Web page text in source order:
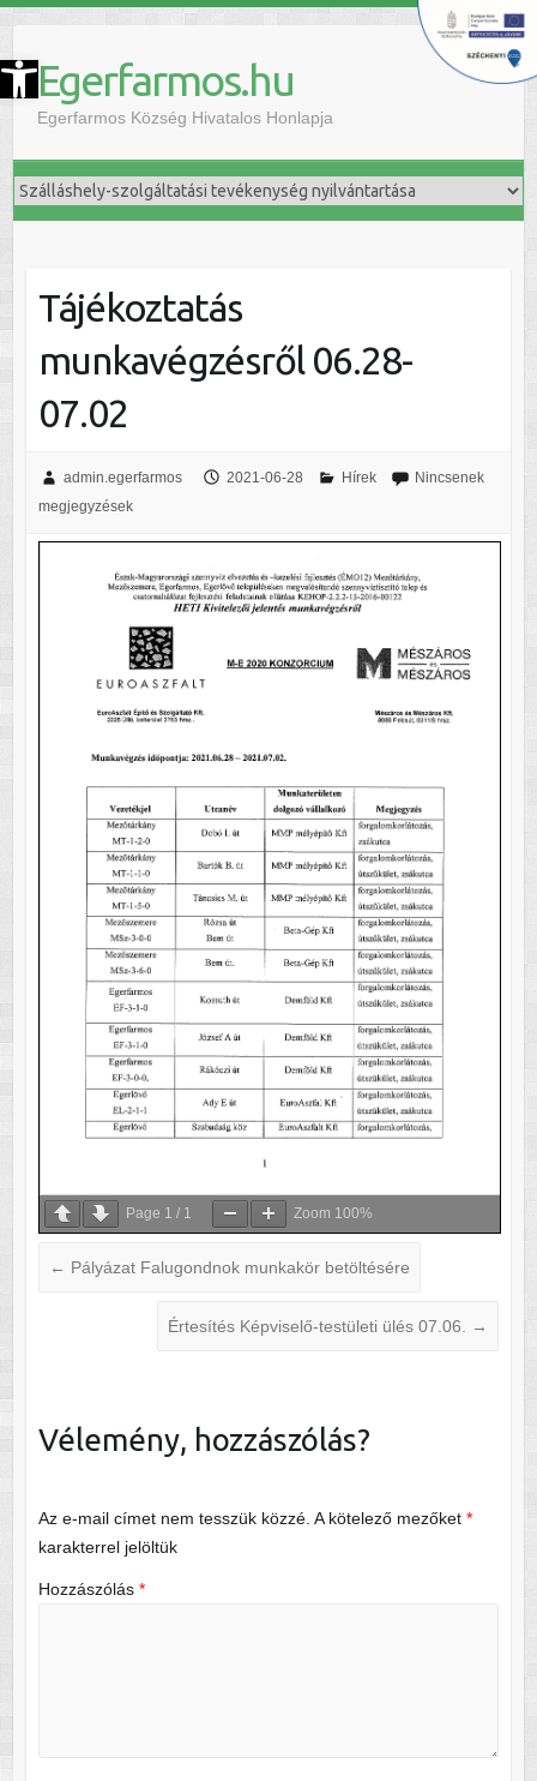
Eszköztár megnyitása Egerfarmos.hu
Egerfarmos Község Hivatalos Honlapja
Tájékoztatás
munkavégzésről 06.28-
07.02
admin.egerfarmos 2021-06-28 Hírek
Nincsenek
megjegyzések
Page 1 / 1 Zoom 100%
← Pályázat Falugondnok munkakör betöltésére
Értesítés Képviselő-testületi ülés 07.06. →
Vélemény, hozzászólás?
Az e-mail címet nem tesszük közzé. A kötelező mezőket *
karakterrel jelöltük
Hozzászólás *